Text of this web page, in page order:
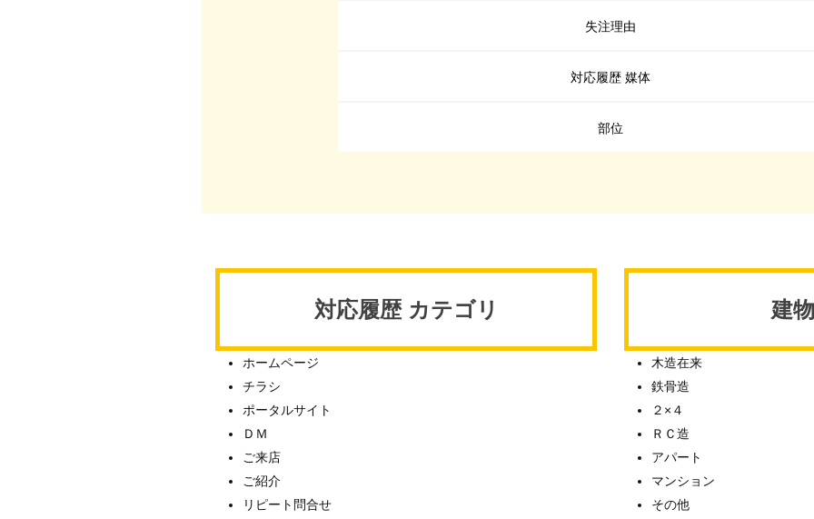
失注理由
対応履歴 媒体
部位
対応履歴 カテゴリ
ホームページ
チラシ
ポータルサイト
ＤＭ
ご来店
ご紹介
リピート問合せ
建
木造在来
鉄骨造
２×４
ＲＣ造
アパート
マンション
その他